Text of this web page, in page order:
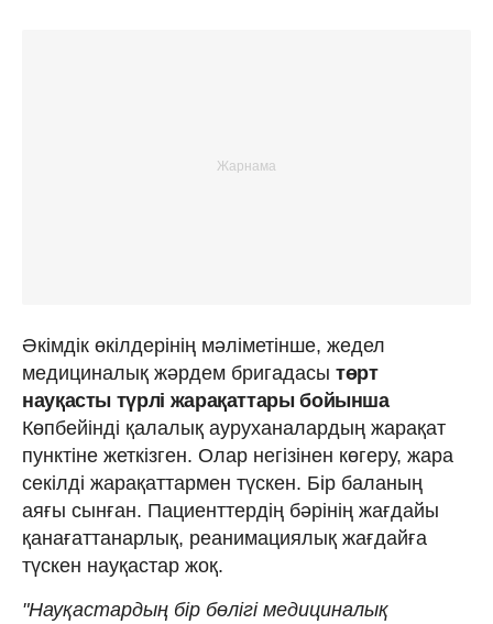
Әкімдік өкілдерінің мәліметінше, жедел
медициналық жәрдем бригадасы төрт
науқасты түрлі жарақаттары бойынша
Көпбейінді қалалық ауруханалардың жарақат
пунктіне жеткізген. Олар негізінен көгеру, жара
секілді жарақаттармен түскен. Бір баланың
аяғы сынған. Пациенттердің бәрінің жағдайы
қанағаттанарлық, реанимациялық жағдайға
түскен науқастар жоқ.
"Науқастардың бір бөлігі медициналық